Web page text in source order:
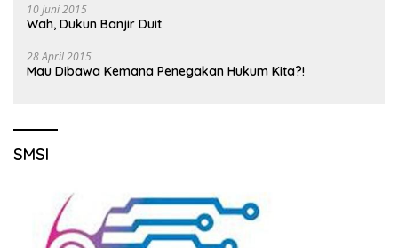
10 Juni 2015
Wah, Dukun Banjir Duit
28 April 2015
Mau Dibawa Kemana Penegakan Hukum Kita?!
SMSI